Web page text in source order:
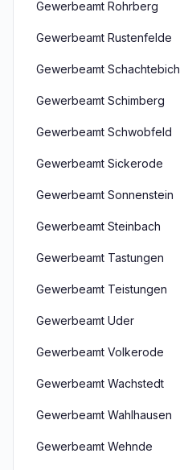
Gewerbeamt Rohrberg
Gewerbeamt Rustenfelde
Gewerbeamt Schachtebich
Gewerbeamt Schimberg
Gewerbeamt Schwobfeld
Gewerbeamt Sickerode
Gewerbeamt Sonnenstein
Gewerbeamt Steinbach
Gewerbeamt Tastungen
Gewerbeamt Teistungen
Gewerbeamt Uder
Gewerbeamt Volkerode
Gewerbeamt Wachstedt
Gewerbeamt Wahlhausen
Gewerbeamt Wehnde